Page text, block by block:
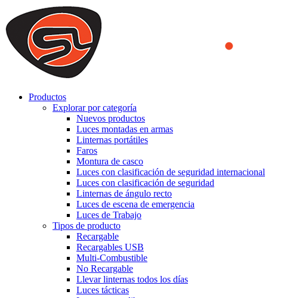
We use cookies to ensure that we provide you the best experience on our
you a better experience. To learn more or to find out how you can disable
ACCEPT AND CLOSE
Productos
Explorar por categoría
Nuevos productos
Luces montadas en armas
Linternas portátiles
Faros
Montura de casco
Luces con clasificación de seguridad internacional
Luces con clasificación de seguridad
Linternas de ángulo recto
Luces de escena de emergencia
Luces de Trabajo
Tipos de producto
Recargable
Recargables USB
Multi-Combustible
No Recargable
Llevar linternas todos los días
Luces tácticas